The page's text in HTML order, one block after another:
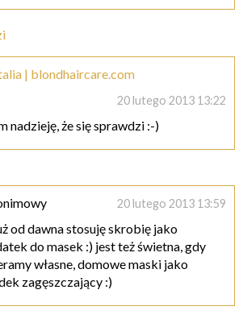
| blondhaircare.com
20 lutego 2013 13:22
nadzieję, że się sprawdzi :-)
20 lutego 2013 13:59
od dawna stosuję skrobię jako
do masek :) jest też świetna, gdy
własne, domowe maski jako
zagęszczający :)